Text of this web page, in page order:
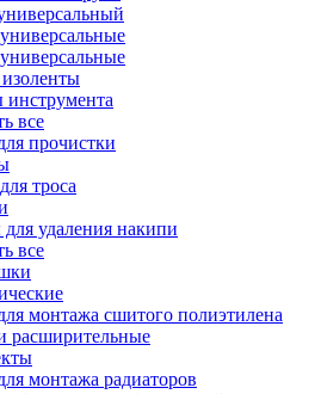
все
прочистки
троса
удаления накипи
все
монтажа сшитого полиэтилена
расширительные
монтажа радиаторов